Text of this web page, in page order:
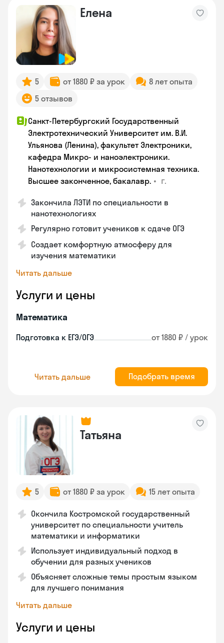
Елена
5 от 1880 ₽ за урок
8 лет опыта
5 отзывов
Санкт-Петербургский Государственный
Электротехнический Университет им. В.И.
Ульянова (Ленина), факультет Электроники,
кафедра Микро- и наноэлектроники.
Нанотехнологии и микросистемная техника.
Высшее законченное, бакалавр. • г.
Закончила ЛЭТИ по специальности в
нанотехнологиях
Регулярно готовит учеников к сдаче ОГЭ
Создает комфортную атмосферу для
изучения математики
Читать дальше
Услуги и цены
Математика
Подготовка к ЕГЭ/ОГЭ от 1880 ₽ / урок
Читать дальше Подобрать время
Татьяна
5 от 1880 ₽ за урок 15 лет опыта
Окончила Костромской государственный
университет по специальности учитель
математики и информатики
Использует индивидуальный подход в
обучении для разных учеников
Объясняет сложные темы простым языком
для лучшего понимания
Читать дальше
Услуги и цены